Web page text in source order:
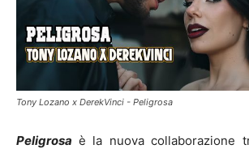
Tony Lozano x DerekVinci - Peligrosa
Peligrosa è la nuova collaborazione